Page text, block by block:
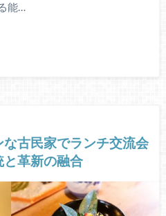
能…
古民家でランチ交流会
と革新の融合